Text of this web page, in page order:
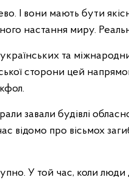
І вони мають бути
настання миру.
та
сторони цей
завали будівлі
відомо про вісьмох
У той час, коли люди